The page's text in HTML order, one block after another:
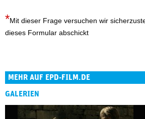
Mit dieser Frage versuchen wir
dieses Formular abschickt
MEHR AUF EPD-FILM.DE
GALERIEN